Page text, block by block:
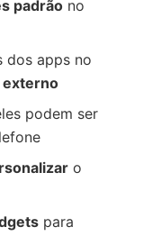
padrão no
dos apps no
externo
podem ser
o
para